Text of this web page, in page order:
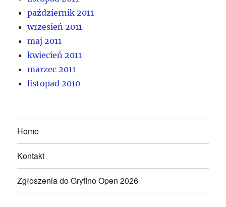
październik 2011
wrzesień 2011
maj 2011
kwiecień 2011
marzec 2011
listopad 2010
Home
Kontakt
Zgłoszenia do Gryfino Open 2026